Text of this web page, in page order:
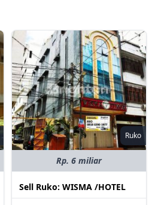
Ruko
Rp. 6 miliar
Sell Ruko: WISMA /HOTEL